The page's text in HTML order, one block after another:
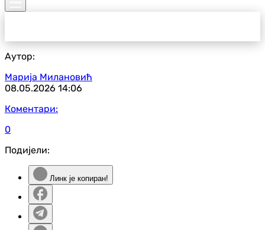
Аутор:
Марија Милановић
08.05.2026 14:06
Коментари:
0
Подијели:
Линк је копиран!